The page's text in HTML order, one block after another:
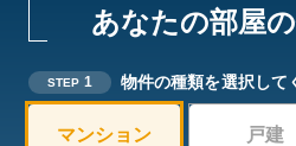
あなたの部屋
STEP 1 物件の種類を選択して
マンション 戸建